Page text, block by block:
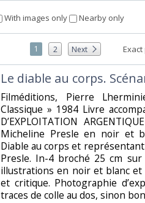
With images only Nearby only
1 2 Next
‎Le diable au corps.
‎Filméditions, Pierre
Classique » 1984 Livre
D’EXPLOITATION
Micheline Presle en noir et
Diable au corps et
Presle. In-4 broché 25 cm
illustrations en noir et blanc
et critique. Photographie
traces de colle au dos, sinon